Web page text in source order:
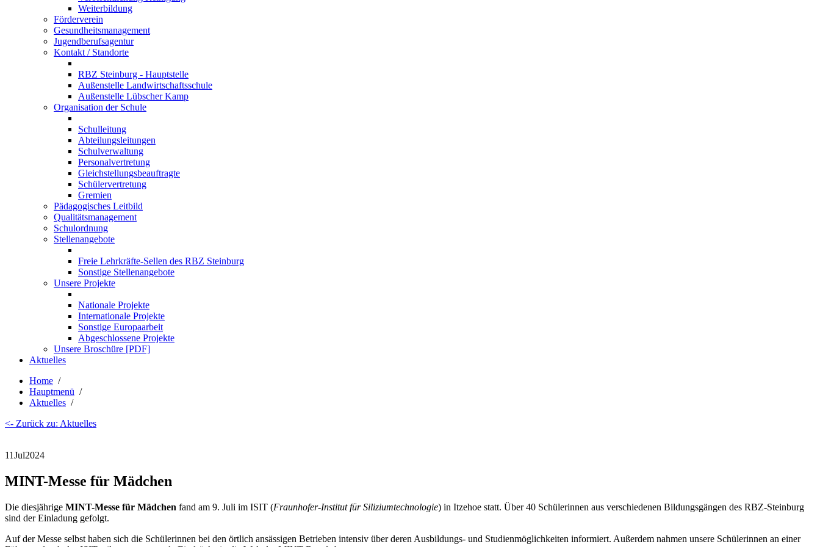
Weiterbildung
Förderverein
Gesundheitsmanagement
Jugendberufsagentur
Kontakt / Standorte
RBZ Steinburg - Hauptstelle
Außenstelle Landwirtschaftsschule
Außenstelle Lübscher Kamp
Organisation der Schule
Schulleitung
Abteilungsleitungen
Schulverwaltung
Personalvertretung
Gleichstellungsbeauftragte
Schülervertretung
Gremien
Pädagogisches Leitbild
Qualitätsmanagement
Schulordnung
Stellenangebote
Freie Lehrkräfte-Sellen des RBZ Steinburg
Sonstige Stellenangebote
Unsere Projekte
Nationale Projekte
Internationale Projekte
Sonstige Europaarbeit
Abgeschlossene Projekte
Unsere Broschüre [PDF]
Aktuelles
Home /
Hauptmenü /
Aktuelles /
<- Zurück zu: Aktuelles
11Jul2024
MINT-Messe für Mädchen
Die diesjährige MINT-Messe für Mädchen fand am 9. Juli im ISIT (Fraunhofer-Institut für Siliziumtechnologie) in Itzehoe statt. Über 40 Schülerinnen aus verschiedenen Bildungsgängen des RBZ-Steinburg
sind der Einladung gefolgt.
Auf der Messe selbst haben sich die Schülerinnen bei den örtlich ansässigen Betrieben intensiv über deren Ausbildungs- und Studienmöglichkeiten informiert. Außerdem nahmen unsere Schülerinnen an einer